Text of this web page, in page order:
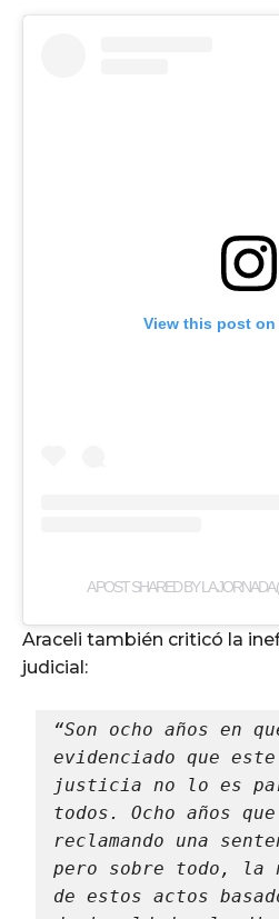
View this post on
A POST SHARED BY LA
Araceli también criticó la
judicial:
“Son ocho años en
evidenciado que
justicia no lo es
todos. Ocho años que
reclamando una
pero sobre todo, la
de estos actos